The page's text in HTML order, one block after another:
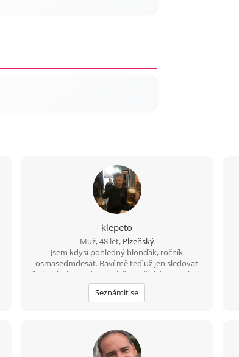
klepeto
Muž, 48 let, Plzeňský
Jsem kdysi pohledný blonďák, ročník
osmasedmdesát. Baví mě teď už jen sledovat
fotbal, hokej, atd. Kolo, lyže a nějaký ten pohyb
ve vodě ještě zvládnu a možná i běh (pár
metrů;-) A co hledám? Zajímavý ženský objekt
Seznámit se